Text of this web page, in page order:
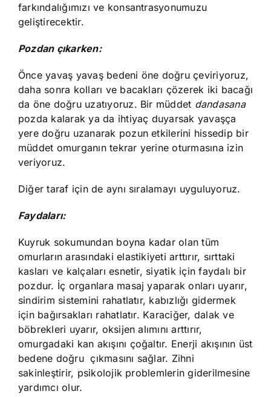
farkındalığımızı ve konsantrasyonumuzu
geliştirecektir.
Pozdan çıkarken:
Önce yavaş yavaş bedeni öne doğru çeviriyoruz,
daha sonra kolları ve bacakları çözerek iki bacağı
da öne doğru uzatıyoruz. Bir müddet dandasana
pozda kalarak ya da ihtiyaç duyarsak yavaşça
yere doğru uzanarak pozun etkilerini hissedip bir
müddet omurganın tekrar yerine oturmasına izin
veriyoruz.
Diğer taraf için de aynı sıralamayı uyguluyoruz.
Faydaları:
Kuyruk sokumundan boyna kadar olan tüm
omurların arasındaki elastikiyeti arttırır, sırttaki
kasları ve kalçaları esnetir, siyatik için faydalı bir
pozdur. İç organlara masaj yaparak onları uyarır,
sindirim sistemini rahatlatır, kabızlığı gidermek
için bağırsakları rahatlatır. Karaciğer, dalak ve
böbrekleri uyarır, oksijen alımını arttırır,
omurgadaki kan akışını çoğaltır. Enerji akışının üst
bedene doğru çıkmasını sağlar. Zihni
sakinleştirir, psikolojik problemlerin giderilmesine
yardımcı olur.